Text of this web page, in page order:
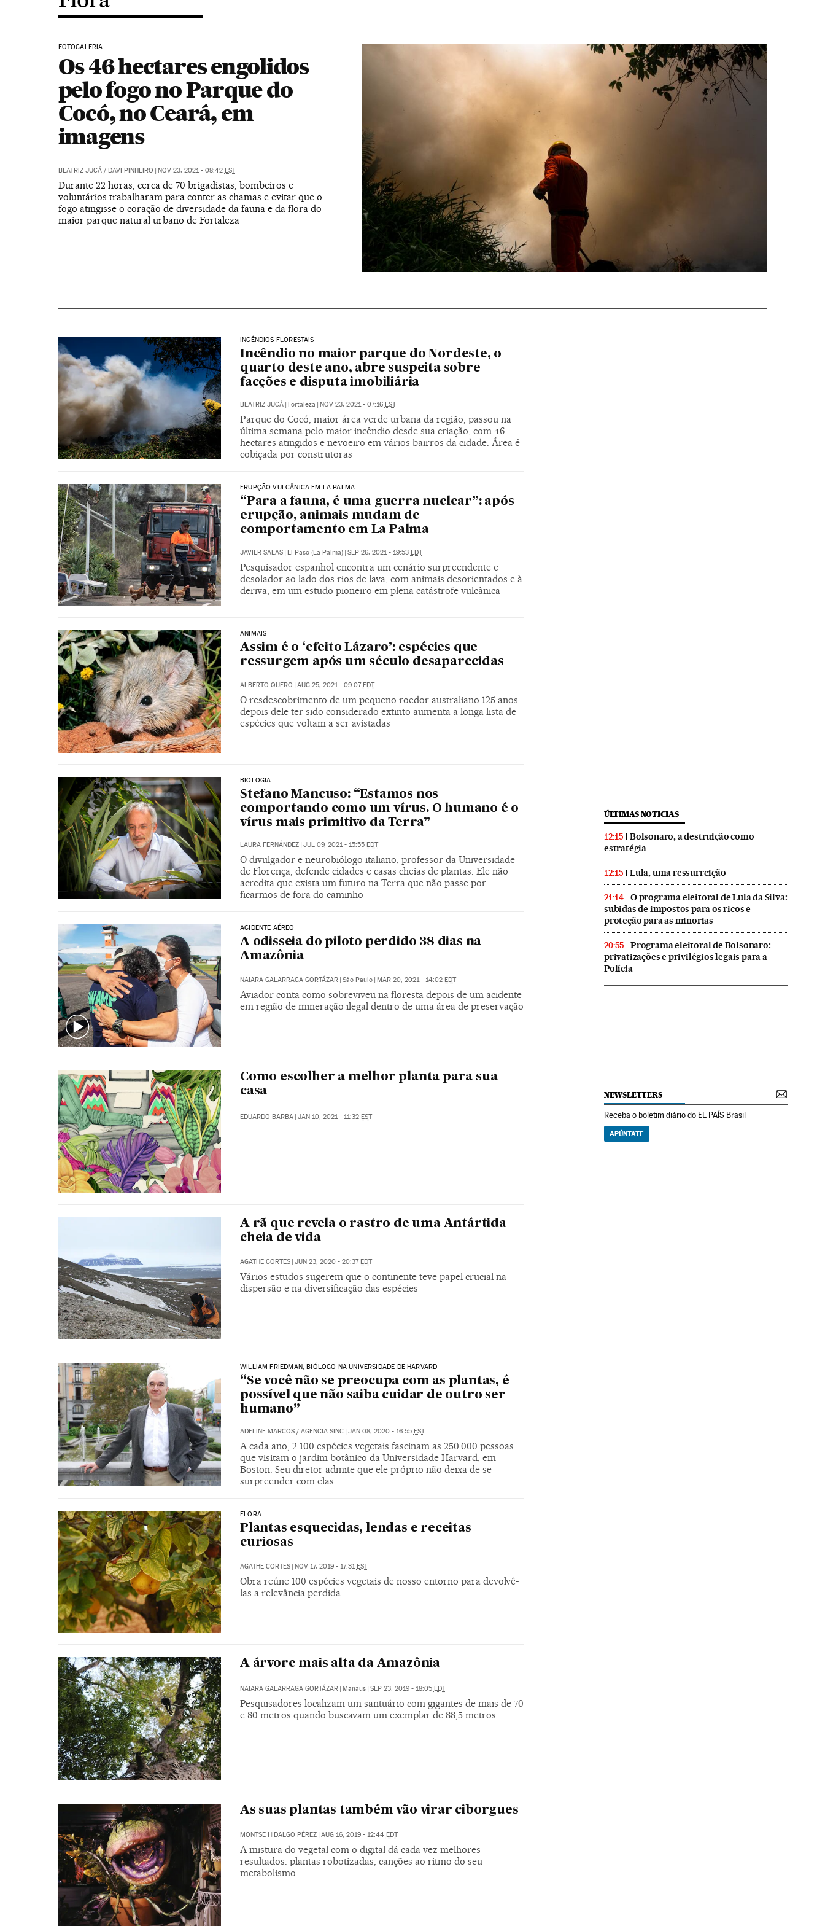
FOTOGALERIA
Os 46 hectares engolidos
pelo fogo no Parque do
Cocó, no Ceará, em
imagens
BEATRIZ JUCÁ/ DAVI PINHEIRO | NOV 23, 2021 - 08:42 EST
Durante 22 horas, cerca de 70 brigadistas, bombeiros e
voluntários trabalharam para conter as chamas e evitar que o
fogo atingisse o coração de diversidade da fauna e da flora do
maior parque natural urbano de Fortaleza
INCÊNDIOS FLORESTAIS
Incêndio no maior parque do Nordeste, o
quarto deste ano, abre suspeita sobre
facções e disputa imobiliária
BEATRIZ JUCÁ | Fortaleza | NOV 23, 2021 - 07:16 EST
Parque do Cocó, maior área verde urbana da região, passou na
última semana pelo maior incêndio desde sua criação, com 46
hectares atingidos e nevoeiro em vários bairros da cidade. Área é
cobiçada por construtoras
ERUPÇÃO VULCÂNICA EM LA PALMA
“Para a fauna, é uma guerra nuclear”: após
erupção, animais mudam de
comportamento em La Palma
JAVIER SALAS | El Paso (La Palma) | SEP 26, 2021 - 19:53 EDT
Pesquisador espanhol encontra um cenário surpreendente e
desolador ao lado dos rios de lava, com animais desorientados e à
deriva, em um estudo pioneiro em plena catástrofe vulcânica
ANIMAIS
Assim é o ‘efeito Lázaro’: espécies que
ressurgem após um século desaparecidas
ALBERTO QUERO AUG 25, 2021 - 09:07 EDT
O resdescobrimento de um pequeno roedor australiano 125 anos
depois dele ter sido considerado extinto aumenta a longa lista de
espécies que voltam a ser avistadas
BIOLOGIA
Stefano Mancuso: “Estamos nos
comportando como um vírus. O humano é o
vírus mais primitivo da Terra”
LAURA FERNÁNDEZ | JUL 09, 2021 - 15:55 EDT
O divulgador e neurobiólogo italiano, professor da Universidade
de Florença, defende cidades e casas cheias de plantas. Ele não
acredita que exista um futuro na Terra que não passe por
ficarmos de fora do caminho
ACIDENTE AÉREO
A odisseia do piloto perdido 38 dias na
Amazônia
NAIARA GALARRAGA GORTÁZAR | São Paulo | MAR 20, 2021 - 14:02 EDT
Aviador conta como sobreviveu na floresta depois de um acidente
em região de mineração ilegal dentro de uma área de preservação
Como escolher a melhor planta para sua
casa
EDUARDO BARBA | JAN 10, 2021 - 11:32 EST
A rã que revela o rastro de uma Antártida
cheia de vida
AGATHE CORTES JUN 23, 2020 - 20:37 EDT
Vários estudos sugerem que o continente teve papel crucial na
dispersão e na diversificação das espécies
WILLIAM FRIEDMAN, BIÓLOGO NA UNIVERSIDADE DE HARVARD
“Se você não se preocupa com as plantas, é
possível que não saiba cuidar de outro ser
humano”
ADELINE MARCOS/ AGENCIA SINC | JAN 08, 2020 - 16:55 EST
A cada ano, 2.100 espécies vegetais fascinam as 250.000 pessoas
que visitam o jardim botânico da Universidade Harvard, em
Boston. Seu diretor admite que ele próprio não deixa de se
surpreender com elas
FLORA
Plantas esquecidas, lendas e receitas
curiosas
AGATHE CORTES | NOV 17, 2019 - 17:31EST
Obra reúne 100 espécies vegetais de nosso entorno para devolvê-
las a relevância perdida
A árvore mais alta da Amazônia
NAIARA GALARRAGA GORTÁZAR Manaus SEP 23, 2019 - 18:05 EDT
Pesquisadores localizam um santuário com gigantes de mais de 70
e 80 metros quando buscavam um exemplar de 88,5 metros
As suas plantas também vão virar ciborgues
MONTSE HIDALGO PÉREZ | AUG 16, 2019 - 12:44 EDT
A mistura do vegetal com o digital dá cada vez melhores
resultados: plantas robotizadas, canções ao ritmo do seu
metabolismo...
ÚLTIMAS NOTICIAS
12:15
Bolsonaro, a destruição como
estratégia
12:15 Lula, uma ressurreição
21:14
O programa eleitoral de Lula da Silva:
subidas de impostos para os ricos e
proteção para as minorias
20:55
Programa eleitoral de Bolsonaro:
privatizações e privilégios legais para a
Polícia
NEWSLETTERS
Receba o boletim diário do EL PAÍS Brasil
APÚNTATE